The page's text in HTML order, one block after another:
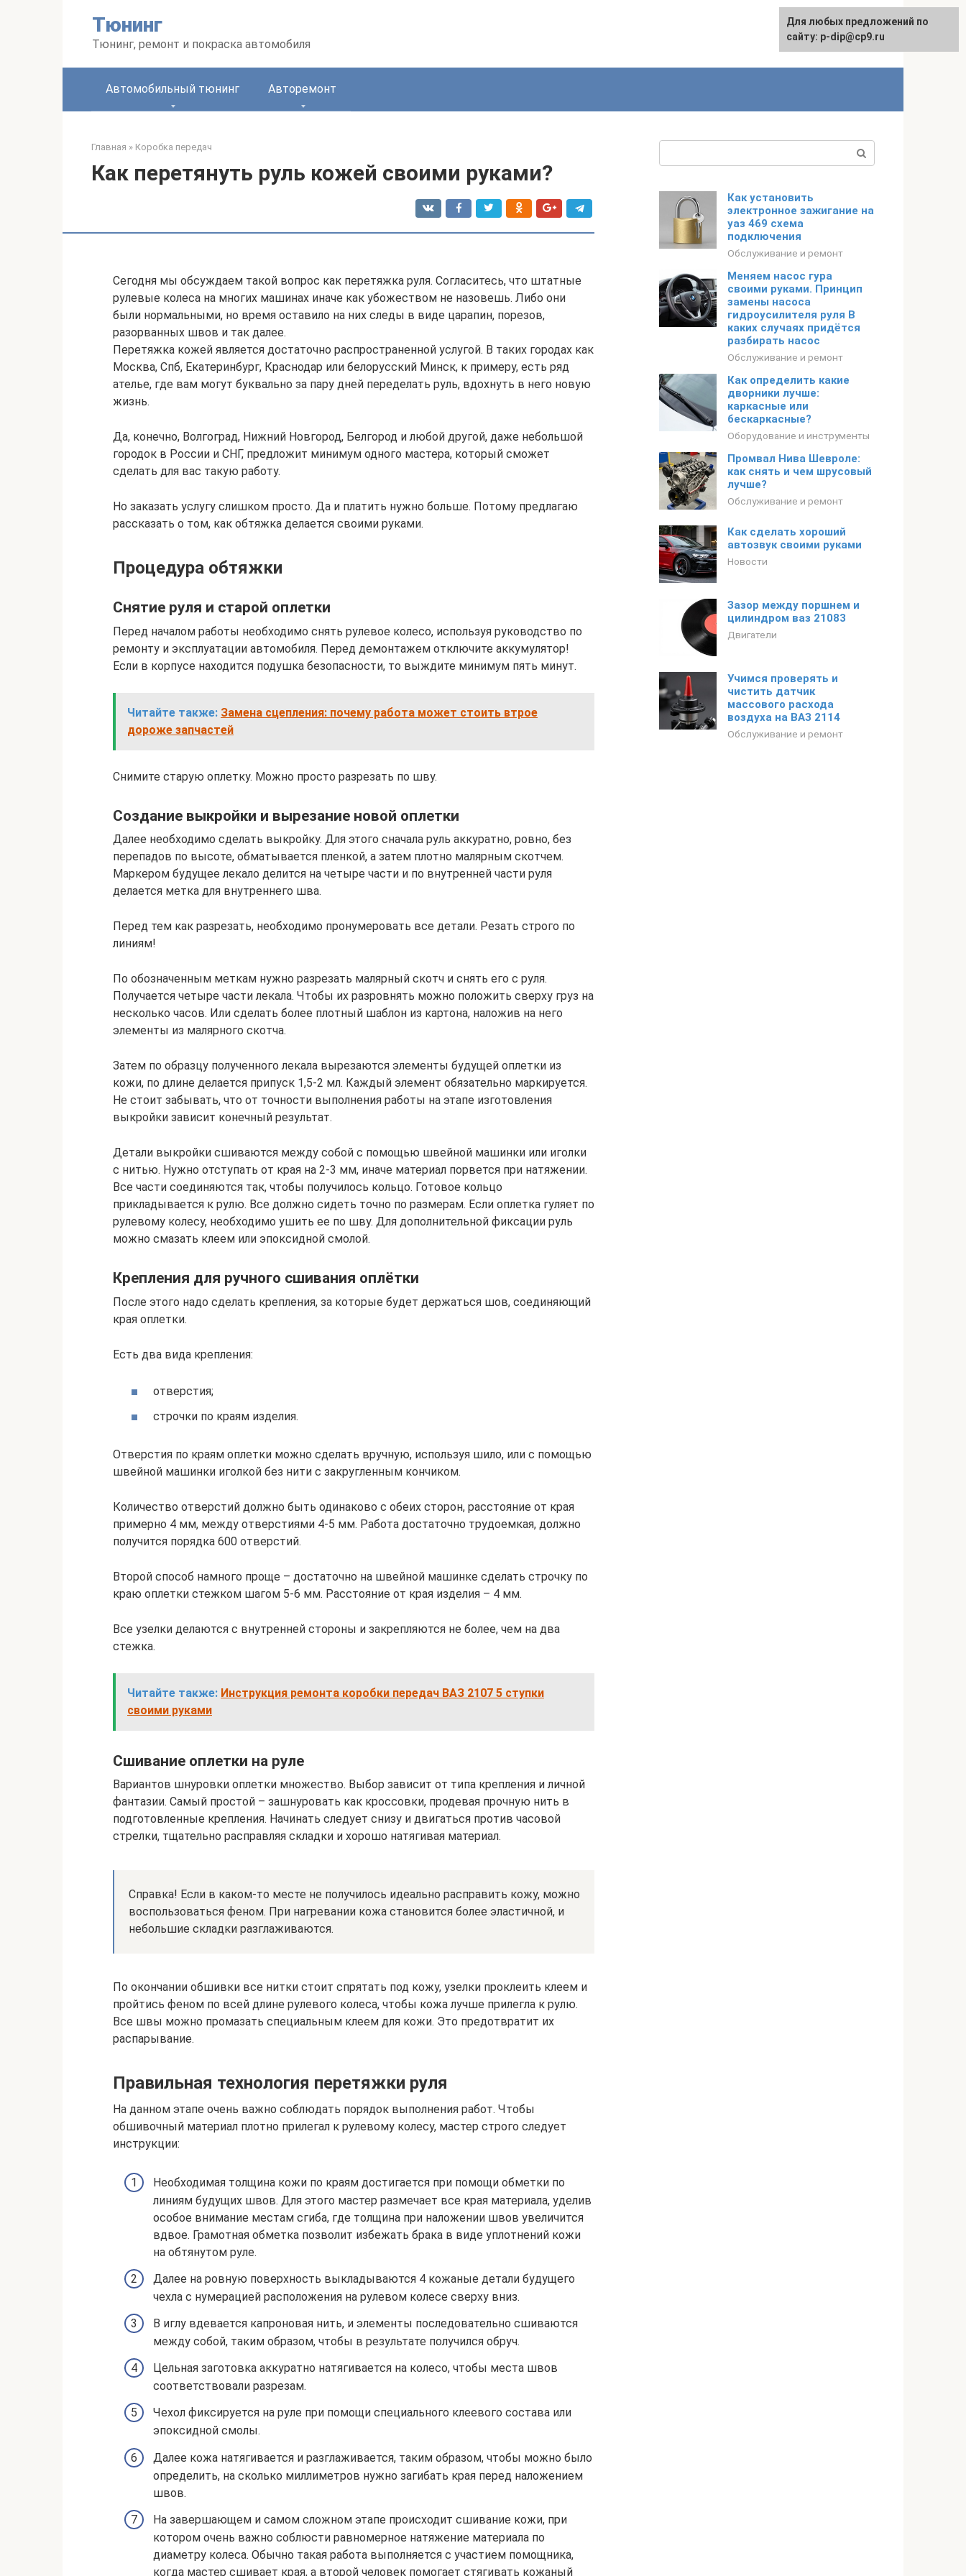
Тюнинг
Тюнинг, ремонт и покраска автомобиля
Автомобильный тюнинг Авторемонт
Главная » Коробка передач
Как перетянуть руль кожей своими руками?
Сегодня мы обсуждаем такой вопрос как перетяжка руля. Согласитесь, что штатные
рулевые колеса на многих машинах иначе как убожеством не назовешь. Либо они
были нормальными, но время оставило на них следы в виде царапин, порезов,
разорванных швов и так далее.
Перетяжка кожей является достаточно распространенной услугой. В таких городах как
Москва, Спб, Екатеринбург, Краснодар или белорусский Минск, к примеру, есть ряд
ателье, где вам могут буквально за пару дней переделать руль, вдохнуть в него новую
жизнь.
Да, конечно, Волгоград, Нижний Новгород, Белгород и любой другой, даже небольшой
городок в России и СНГ, предложит минимум одного мастера, который сможет
сделать для вас такую работу.
Но заказать услугу слишком просто. Да и платить нужно больше. Потому предлагаю
рассказать о том, как обтяжка делается своими руками.
Процедура обтяжки
Снятие руля и старой оплетки
Перед началом работы необходимо снять рулевое колесо, используя руководство по
ремонту и эксплуатации автомобиля. Перед демонтажем отключите аккумулятор!
Если в корпусе находится подушка безопасности, то выждите минимум пять минут.
Читайте также: Замена сцепления: почему работа может стоить втрое
дороже запчастей
Снимите старую оплетку. Можно просто разрезать по шву.
Создание выкройки и вырезание новой оплетки
Далее необходимо сделать выкройку. Для этого сначала руль аккуратно, ровно, без
перепадов по высоте, обматывается пленкой, а затем плотно малярным скотчем.
Маркером будущее лекало делится на четыре части и по внутренней части руля
делается метка для внутреннего шва.
Перед тем как разрезать, необходимо пронумеровать все детали. Резать строго по
линиям!
По обозначенным меткам нужно разрезать малярный скотч и снять его с руля.
Получается четыре части лекала. Чтобы их разровнять можно положить сверху груз на
несколько часов. Или сделать более плотный шаблон из картона, наложив на него
элементы из малярного скотча.
Затем по образцу полученного лекала вырезаются элементы будущей оплетки из
кожи, по длине делается припуск 1,5-2 мл. Каждый элемент обязательно маркируется.
Не стоит забывать, что от точности выполнения работы на этапе изготовления
выкройки зависит конечный результат.
Детали выкройки сшиваются между собой с помощью швейной машинки или иголки
с нитью. Нужно отступать от края на 2-3 мм, иначе материал порвется при натяжении.
Все части соединяются так, чтобы получилось кольцо. Готовое кольцо
прикладывается к рулю. Все должно сидеть точно по размерам. Если оплетка гуляет по
рулевому колесу, необходимо ушить ее по шву. Для дополнительной фиксации руль
можно смазать клеем или эпоксидной смолой.
Крепления для ручного сшивания оплётки
После этого надо сделать крепления, за которые будет держаться шов, соединяющий
края оплетки.
Есть два вида крепления:
отверстия;
строчки по краям изделия.
Отверстия по краям оплетки можно сделать вручную, используя шило, или с помощью
швейной машинки иголкой без нити с закругленным кончиком.
Количество отверстий должно быть одинаково с обеих сторон, расстояние от края
примерно 4 мм, между отверстиями 4-5 мм. Работа достаточно трудоемкая, должно
получится порядка 600 отверстий.
Второй способ намного проще – достаточно на швейной машинке сделать строчку по
краю оплетки стежком шагом 5-6 мм. Расстояние от края изделия – 4 мм.
Все узелки делаются с внутренней стороны и закрепляются не более, чем на два
стежка.
Читайте также: Инструкция ремонта коробки передач ВАЗ 2107 5 ступки
своими руками
Сшивание оплетки на руле
Вариантов шнуровки оплетки множество. Выбор зависит от типа крепления и личной
фантазии. Самый простой – зашнуровать как кроссовки, продевая прочную нить в
подготовленные крепления. Начинать следует снизу и двигаться против часовой
стрелки, тщательно расправляя складки и хорошо натягивая материал.
Справка! Если в каком-то месте не получилось идеально расправить кожу, можно
воспользоваться феном. При нагревании кожа становится более эластичной, и
небольшие складки разглаживаются.
По окончании обшивки все нитки стоит спрятать под кожу, узелки проклеить клеем и
пройтись феном по всей длине рулевого колеса, чтобы кожа лучше прилегла к рулю.
Все швы можно промазать специальным клеем для кожи. Это предотвратит их
распарывание.
Правильная технология перетяжки руля
На данном этапе очень важно соблюдать порядок выполнения работ. Чтобы
обшивочный материал плотно прилегал к рулевому колесу, мастер строго следует
инструкции:
Необходимая толщина кожи по краям достигается при помощи обметки по
линиям будущих швов. Для этого мастер размечает все края материала, уделив
особое внимание местам сгиба, где толщина при наложении швов увеличится
вдвое. Грамотная обметка позволит избежать брака в виде уплотнений кожи
на обтянутом руле.
Далее на ровную поверхность выкладываются 4 кожаные детали будущего
чехла с нумерацией расположения на рулевом колесе сверху вниз.
В иглу вдевается капроновая нить, и элементы последовательно сшиваются
между собой, таким образом, чтобы в результате получился обруч.
Цельная заготовка аккуратно натягивается на колесо, чтобы места швов
соответствовали разрезам.
Чехол фиксируется на руле при помощи специального клеевого состава или
эпоксидной смолы.
Далее кожа натягивается и разглаживается, таким образом, чтобы можно было
определить, на сколько миллиметров нужно загибать края перед наложением
швов.
На завершающем и самом сложном этапе происходит сшивание кожи, при
котором очень важно соблюсти равномерное натяжение материала по
диаметру колеса. Обычно такая работа выполняется с участием помощника,
когда мастер сшивает края, а второй человек помогает стягивать кожаный
Как установить
электронное зажигание на
уаз 469 схема
подключения
Обслуживание и ремонт
Меняем насос гура
своими руками. Принцип
замены насоса
гидроусилителя руля В
каких случаях придётся
разбирать насос
Обслуживание и ремонт
Как определить какие
дворники лучше:
каркасные или
бескаркасные?
Оборудование и инструменты
Промвал Нива Шевроле:
как снять и чем шрусовый
лучше?
Обслуживание и ремонт
Как сделать хороший
автозвук своими руками
Новости
Зазор между поршнем и
цилиндром ваз 21083
Двигатели
Учимся проверять и
чистить датчик
массового расхода
воздуха на ВАЗ 2114
Обслуживание и ремонт
Для любых предложений по
сайту: p-dip@cp9.ru